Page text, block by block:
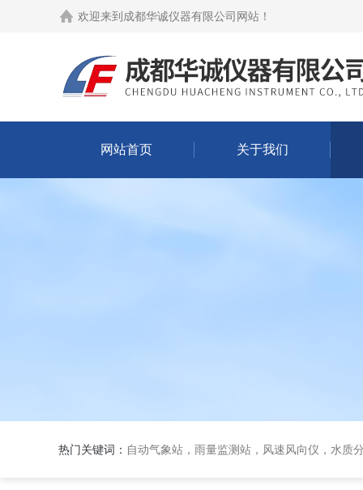
欢迎来到 成都华诚仪器有限公司网站 ！
网站首页 关于我们
热门关键词： 自动气象站，雨量监测站，风速风向仪，水质